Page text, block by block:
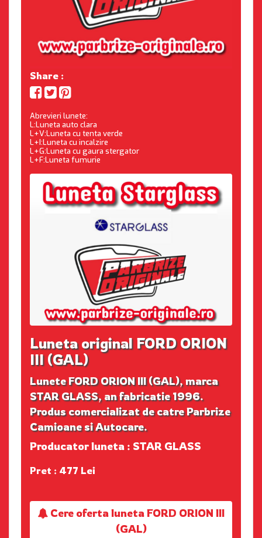
Share :
Abrevieri lunete:
L:Luneta auto clara
L+V:Luneta cu tenta verde
L+I:Luneta cu incalzire
L+G:Luneta cu gaura stergator
L+F:Luneta fumurie
Luneta original FORD ORION
III (GAL)
Lunete FORD ORION III (GAL), marca
STAR GLASS, an fabricatie 1996.
Produs comercializat de catre Parbrize
Camioane si Autocare.
Producator luneta : STAR GLASS
Pret : 477 Lei
Cere oferta luneta FORD ORION III
(GAL)